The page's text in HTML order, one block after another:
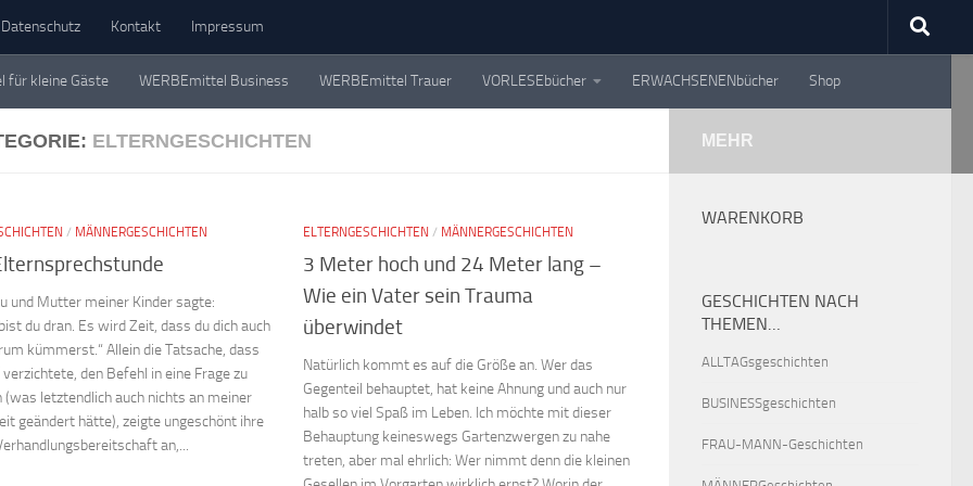
Datenschutz Kontakt Impressum
für kleine Gäste WERBEmittel Business WERBEmittel Trauer VORLESEbücher ERWACHSENENbücher Shop
ELTERNGESCHICHTEN
/ MÄNNERGESCHICHTEN
und Mutter meiner Kinder sagte:
du dran. Es wird Zeit, dass du dich auch
kümmerst.“ Allein die Tatsache, dass
den Befehl in eine Frage zu
(was letztendlich auch nichts an meiner
geändert hätte), zeigte ungeschönt ihre
an,...
ELTERNGESCHICHTEN / MÄNNERGESCHICHTEN
3 Meter hoch und 24 Meter lang –
Wie ein Vater sein Trauma
überwindet
Natürlich kommt es auf die Größe an. Wer das
Gegenteil behauptet, hat keine Ahnung und auch nur
halb so viel Spaß im Leben. Ich möchte mit dieser
Behauptung keineswegs Gartenzwergen zu nahe
treten, aber mal ehrlich: Wer nimmt denn die kleinen
MEHR
WARENKORB
GESCHICHTEN NACH
THEMEN…
ALLTAGsgeschichten
BUSINESSgeschichten
FRAU-MANN-Geschichten